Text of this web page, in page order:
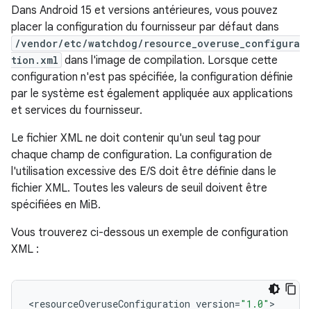
Dans Android 15 et versions antérieures, vous pouvez
placer la configuration du fournisseur par défaut dans
/vendor/etc/watchdog/resource_overuse_configura
tion.xml dans l'image de compilation. Lorsque cette
configuration n'est pas spécifiée, la configuration définie
par le système est également appliquée aux applications
et services du fournisseur.
Le fichier XML ne doit contenir qu'un seul tag pour
chaque champ de configuration. La configuration de
l'utilisation excessive des E/S doit être définie dans le
fichier XML. Toutes les valeurs de seuil doivent être
spécifiées en MiB.
Vous trouverez ci-dessous un exemple de configuration
XML :
<resourceOveruseConfiguration version="1.0"